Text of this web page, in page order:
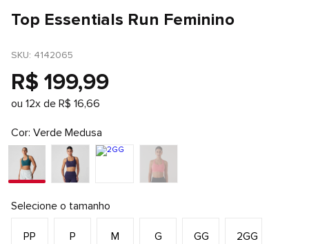
Top Essentials Run Feminino
SKU: 4142065
R$ 199,99
ou 12x de R$ 16,66
Cor Verde Medusa
Selecione o tamanho
2GG
G GG
M
P
PP